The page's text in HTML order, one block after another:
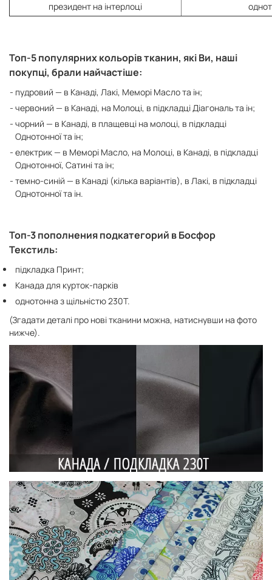
президент на інтерлоці
Топ-5 популярних кольорів тканин, які Ви, наші
покупці, брали найчастіше:
пудровий — в Канаді, Лакі, Меморі Масло та ін;
червоний — в Канаді, на Молоці, в підкладці Діагональ та ін;
чорний — в Канаді, в плащевці на молоці, в підкладці
Однотонної та ін;
електрик — в Меморі Масло, на Молоці, в Канаді, в підкладці
Однотонної, Сатині та ін;
темно-синій — в Канаді (кілька варіантів), в Лакі, в підкладці
Однотонної та ін.
Топ-3 пополнения подкатегорий в Босфор
Текстиль:
підкладка Принт;
Канада для курток-парків
однотонна з щільністю 230Т.
(Згадати деталі про нові тканини можна, натиснувши на фото
нижче).